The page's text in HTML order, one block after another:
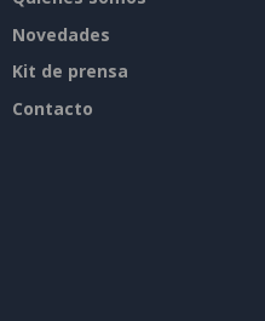
Novedades
Kit de prensa
Contacto